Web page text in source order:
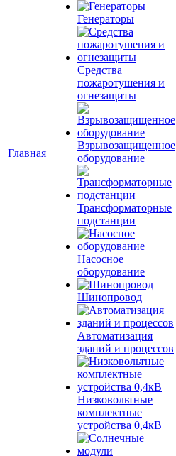
Главная
Генераторы
Средства
пожаротушения и
огнезащиты
Взрывозащищенное
оборудование
Трансформаторные
подстанции
Насосное
оборудование
Шинопровод
Автоматизация
зданий и процессов
Низковольтные
комплектные
устройства 0,4кВ